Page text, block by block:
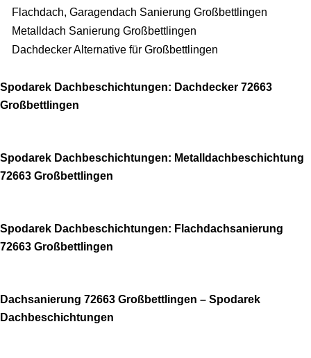
Flachdach, Garagendach Sanierung Großbettlingen
Metalldach Sanierung Großbettlingen
Dachdecker Alternative für Großbettlingen
Spodarek Dachbeschichtungen: Dachdecker 72663
Großbettlingen
Spodarek Dachbeschichtungen: Metalldachbeschichtung
72663 Großbettlingen
Spodarek Dachbeschichtungen: Flachdachsanierung
72663 Großbettlingen
Dachsanierung 72663 Großbettlingen – Spodarek
Dachbeschichtungen